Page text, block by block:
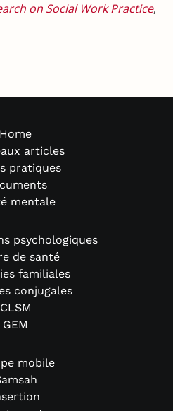
on Social Work Practice,
Home
articles
pratiques
mentale
psychologiques
de santé
familiales
conjugales
CLSM
GEM
mobile